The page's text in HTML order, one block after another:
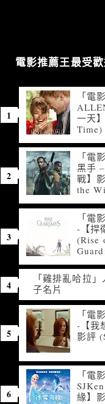
電影推薦王最受
「電
一天
Time)
「電
黑手
戰】
the
「電
-【捍
(Rise
「雞排亂哈拉
子名片
「電
-【我
影評
「電
緣】